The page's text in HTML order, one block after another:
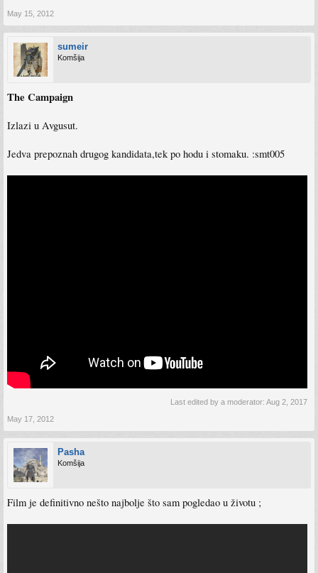
May 15, 2012
sumeir
Komšija
The Campaign
Izlazi u Avgusut.
Jedva prepoznah drugog kandidata,tek po hodu i stomaku. :smt005
Last edited by a moderator: Aug 2, 2017
May 17, 2012
Pasha
Komšija
Film je definitivno nešto najbolje što sam pogledao u životu ;